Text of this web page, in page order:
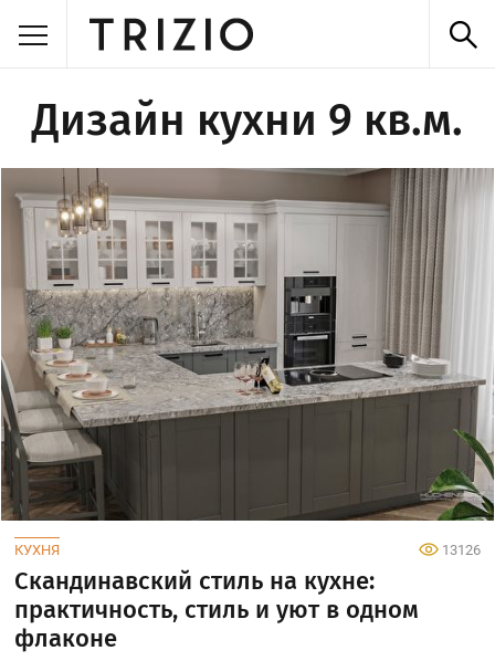
Дизайн кухни 9 кв.м.
КУХНЯ 13126
Скандинавский стиль на кухне:
практичность, стиль и уют в одном
флаконе